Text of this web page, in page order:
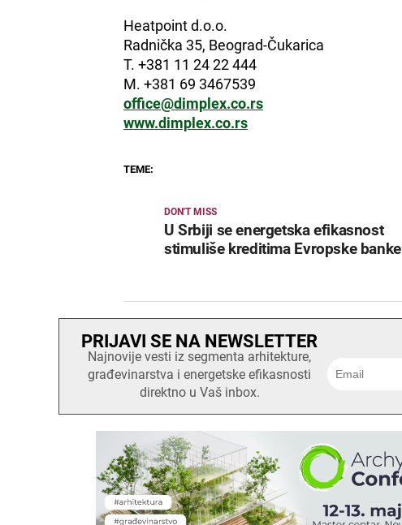
Heatpoint d.o.o.
Radnička 35, Beograd-Čukarica
T. +381 11 24 22 444
M. +381 69 3467539
office@dimplex.co.rs
www.dimplex.co.rs
TEME:
DON'T MISS
U Srbiji se energetska efikasnost
stimuliše kreditima Evropske banke
PRIJAVI SE NA NEWSLETTER
Najnovije vesti iz segmenta arhitekture,
građevinarstva i energetske efikasnosti
direktno u Vaš inbox.